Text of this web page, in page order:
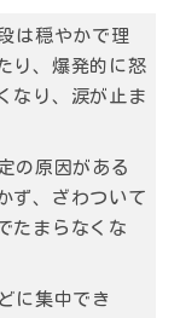
は穏やかで理
り、爆発的に怒
なり、涙が止ま
の原因がある
ず、ざわついて
たまらなくな
に集中でき